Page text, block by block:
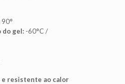
90°
do gel: -60°C /
resistente ao calor